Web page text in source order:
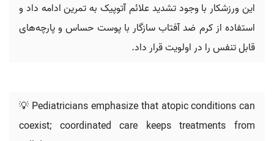
این ورزشکار با وجود تشدید علائم آتوپیک به تمرین ادامه داد و
استفاده از کرم ضد آفتاب سازگار با پوست حساس و پارچه‌های
قابل تنفس را در اولویت قرار داد.
💡 Pediatricians emphasize that atopic conditions can
coexist; coordinated care keeps treatments from